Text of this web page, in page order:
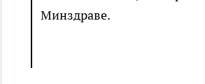
Минздраве.